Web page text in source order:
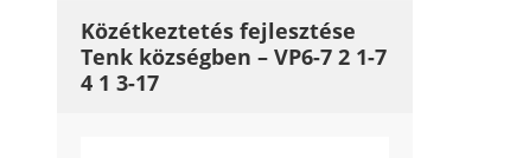
Közétkeztetés fejlesztése
Tenk községben – VP6-7 2 1-7
4 1 3-17